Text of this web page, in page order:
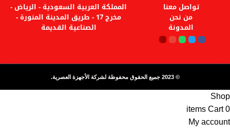
تواصل معنا
من نحن
المدونة
المملكة العربية السعودية - الرياض -
مخرج 17 - طريق المدينة المنورة -
الصناعية القديمة
© 2023 جميع الحقوق محفوظة لشركة الأجهزة العصرية.
Shop
0
items Cart
My account